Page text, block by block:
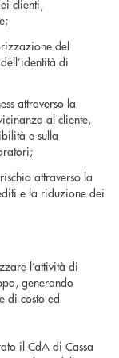
clienti,
del
di
attraverso la
al cliente,
e sulla
attraverso la
e la riduzione dei
l’attività di
generando
di costo ed
il CdA di Cassa